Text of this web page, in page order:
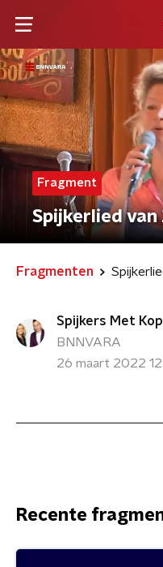
Fragment
Spijkerlied van
Fragmenten
Spijkers Met
BNNVARA
26 maart 2022
Recente